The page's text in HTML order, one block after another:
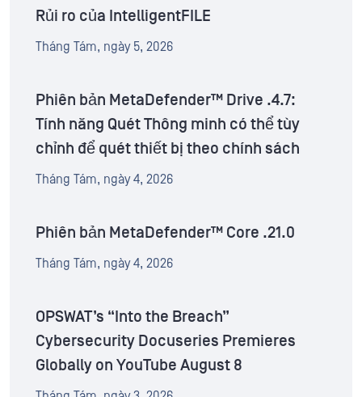
Rủi ro của IntelligentFILE
Tháng Tám, ngày 5, 2026
Phiên bản MetaDefender™ Drive .4.7:
Tính năng Quét Thông minh có thể tùy
chỉnh để quét thiết bị theo chính sách
Tháng Tám, ngày 4, 2026
Phiên bản MetaDefender™ Core .21.0
Tháng Tám, ngày 4, 2026
OPSWAT’s “Into the Breach”
Cybersecurity Docuseries Premieres
Globally on YouTube August 8